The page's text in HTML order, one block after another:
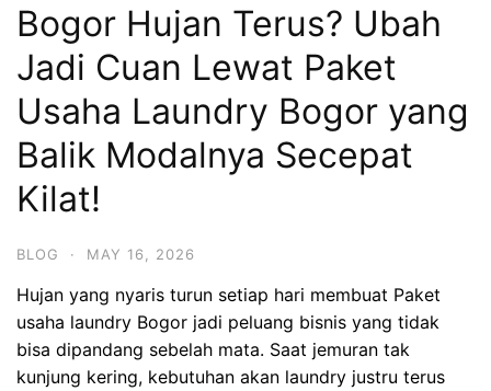
Bogor Hujan Terus? Ubah
Jadi Cuan Lewat Paket
Usaha Laundry Bogor yang
Balik Modalnya Secepat
Kilat!
BLOG · MAY 16, 2026
Hujan yang nyaris turun setiap hari membuat Paket
usaha laundry Bogor jadi peluang bisnis yang tidak
bisa dipandang sebelah mata. Saat jemuran tak
kunjung kering, kebutuhan akan laundry justru terus